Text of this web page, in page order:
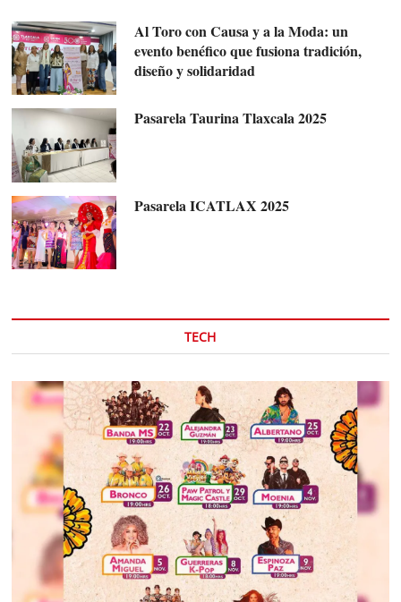
Al Toro con Causa y a la Moda: un
evento benéfico que fusiona tradición,
diseño y solidaridad
Pasarela Taurina Tlaxcala 2025
Pasarela ICATLAX 2025
TECH